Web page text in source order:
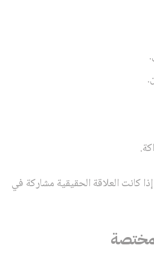
كانت العلاقة الحقيقية مشاركة في